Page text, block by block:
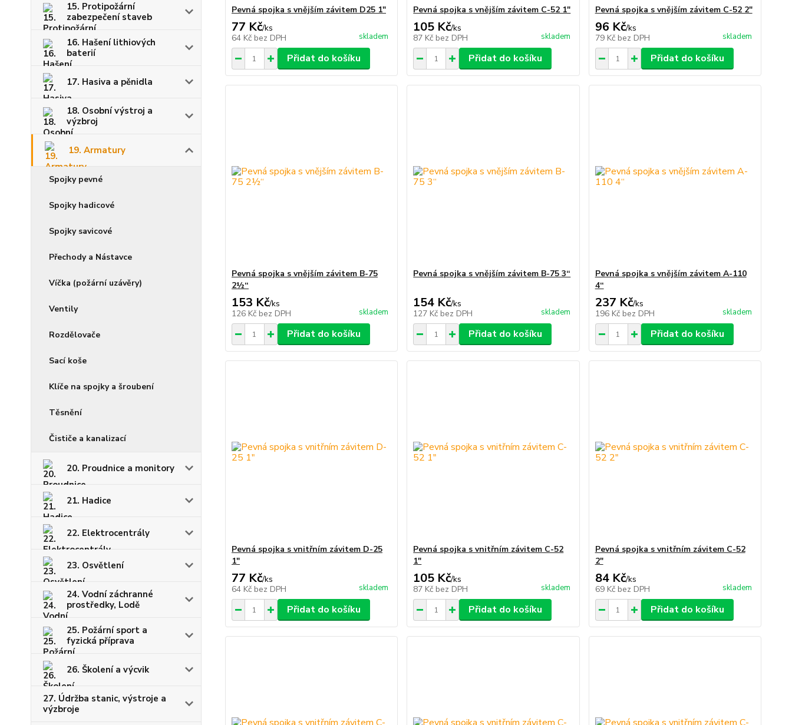
15. Protipožární
zabezpečení staveb
16. Hašení lithiových
baterií
17. Hasiva a pěnidla
18. Osobní výstroj a
výzbroj
19. Armatury
Spojky pevné
Spojky hadicové
Spojky savicové
Přechody a Nástavce
Víčka (požární uzávěry)
Ventily
Rozdělovače
Sací koše
Klíče na spojky a šroubení
Těsnění
Čističe a kanalizací
20. Proudnice a monitory
21. Hadice
22. Elektrocentrály
23. Osvětlení
24. Vodní záchranné
prostředky, Lodě
25. Požární sport a
fyzická příprava
26. Školení a výcvik
27. Údržba stanic, výstroje a
výzbroje
Pevná spojka s vnějším závitem D25 1"
77 Kč/ks
64 Kč bez DPH skladem
Přidat do košíku
Pevná spojka s vnějším závitem C-52 1"
105 Kč/ks
87 Kč bez DPH skladem
Přidat do košíku
Pevná spojka s vnějším závitem C-52 2"
96 Kč/ks
79 Kč bez DPH skladem
Přidat do košíku
Pevná spojka s vnějším závitem B-75
2½“
153 Kč/ks
126 Kč bez DPH skladem
Přidat do košíku
Pevná spojka s vnějším závitem B-75 3“
154 Kč/ks
127 Kč bez DPH skladem
Přidat do košíku
Pevná spojka s vnějším závitem A-110
4“
237 Kč/ks
196 Kč bez DPH skladem
Přidat do košíku
Pevná spojka s vnitřním závitem D-25
1"
77 Kč/ks
64 Kč bez DPH skladem
Přidat do košíku
Pevná spojka s vnitřním závitem C-52
1"
105 Kč/ks
87 Kč bez DPH skladem
Přidat do košíku
Pevná spojka s vnitřním závitem C-52
2"
84 Kč/ks
69 Kč bez DPH skladem
Přidat do košíku